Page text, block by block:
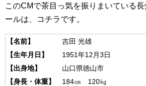
このCMで茶目っ気を振りまいている
ールは、コチラです。
【名前】
吉田 光雄
【生年月日】
1951年12月3日
【出身地】
山口県徳山市
【身長・体重】
184㎝ 120㎏